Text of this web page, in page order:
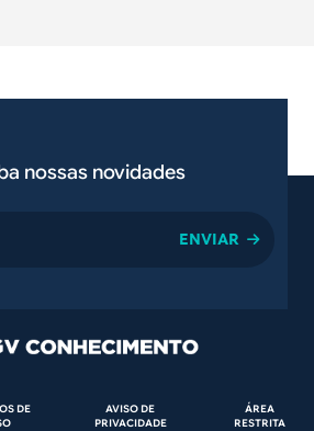
nossas novidades
DE
AVISO DE
PRIVACIDADE
ÁREA
RESTRITA